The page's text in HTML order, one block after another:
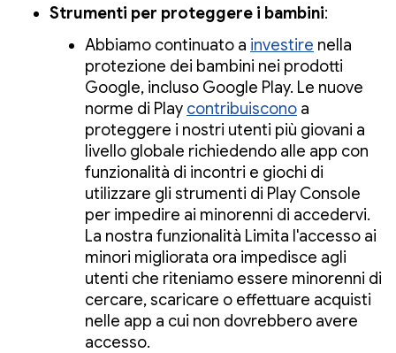
Strumenti per proteggere i bambini:
Abbiamo continuato a investire nella
protezione dei bambini nei prodotti
Google, incluso Google Play. Le nuove
norme di Play contribuiscono a
proteggere i nostri utenti più giovani a
livello globale richiedendo alle app con
funzionalità di incontri e giochi di
utilizzare gli strumenti di Play Console
per impedire ai minorenni di accedervi.
La nostra funzionalità Limita l'accesso ai
minori migliorata ora impedisce agli
utenti che riteniamo essere minorenni di
cercare, scaricare o effettuare acquisti
nelle app a cui non dovrebbero avere
accesso.